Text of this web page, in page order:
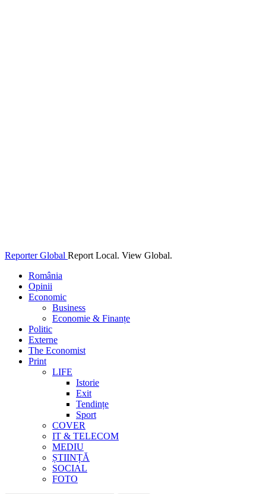
Reporter Global Report Local. View Global.
România
Opinii
Economic
Business
Economie & Finanțe
Politic
Externe
The Economist
Print
LIFE
Istorie
Exit
Tendințe
Sport
COVER
IT & TELECOM
MEDIU
ȘTIINȚĂ
SOCIAL
FOTO